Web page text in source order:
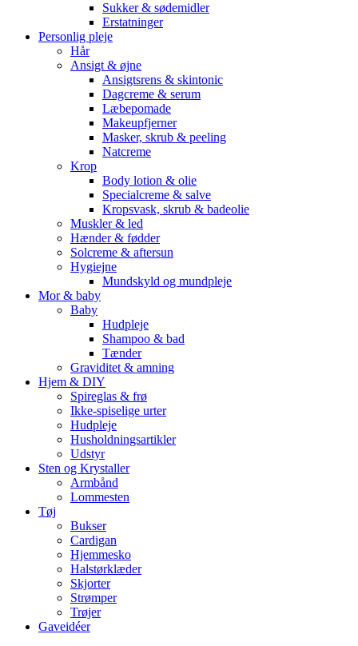
Sukker & sødemidler
Erstatninger
Personlig pleje
Hår
Ansigt & øjne
Ansigtsrens & skintonic
Dagcreme & serum
Læbepomade
Makeupfjerner
Masker, skrub & peeling
Natcreme
Krop
Body lotion & olie
Specialcreme & salve
Kropsvask, skrub & badeolie
Muskler & led
Hænder & fødder
Solcreme & aftersun
Hygiejne
Mundskyld og mundpleje
Mor & baby
Baby
Hudpleje
Shampoo & bad
Tænder
Graviditet & amning
Hjem & DIY
Spireglas & frø
Ikke-spiselige urter
Hudpleje
Husholdningsartikler
Udstyr
Sten og Krystaller
Armbånd
Lommesten
Tøj
Bukser
Cardigan
Hjemmesko
Halstørklæder
Skjorter
Strømper
Trøjer
Gaveidéer